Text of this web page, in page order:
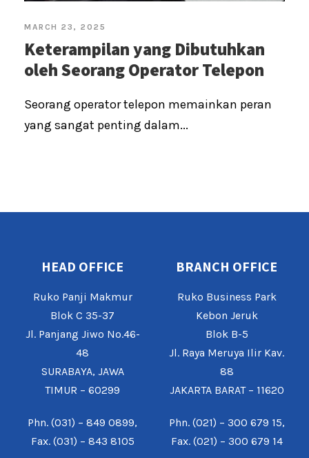
MARCH 23, 2025
Keterampilan yang Dibutuhkan
oleh Seorang Operator Telepon
Seorang operator telepon memainkan peran
yang sangat penting dalam...
HEAD OFFICE
Ruko Panji Makmur
Blok C 35-37
Jl. Panjang Jiwo No.46-
48
SURABAYA, JAWA
TIMUR – 60299
Phn. (031) – 849 0899,
Fax. (031) – 843 8105
BRANCH OFFICE
Ruko Business Park
Kebon Jeruk
Blok B-5
Jl. Raya Meruya Ilir Kav.
88
JAKARTA BARAT – 11620
Phn. (021) – 300 679 15,
Fax. (021) – 300 679 14